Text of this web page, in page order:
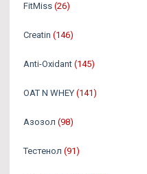
FitMiss (26)
Creatin (146)
Anti-Oxidant (145)
OAT N WHEY (141)
Азозол (98)
Тестенол (91)